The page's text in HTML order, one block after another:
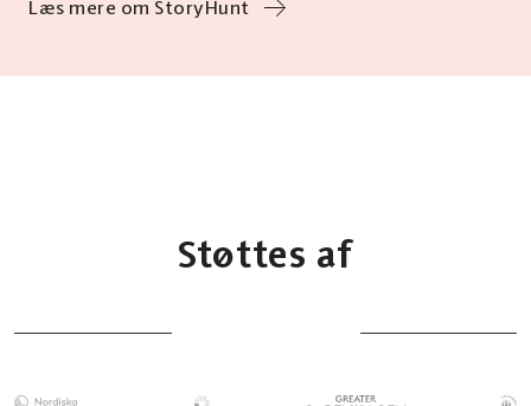
Læs mere om StoryHunt
Støttes af